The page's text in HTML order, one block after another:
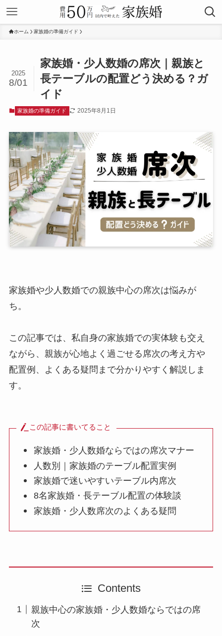
ホーム 家族婚の準備ガイド
家族婚・少人数婚の席次｜親族と
長テーブルの配置どう決める？ガ
イド
2025
8/01
家族婚の準備ガイド 2025年8月1日
家族婚や少人数婚での親族中心の席次は悩みが
ち。
この記事では、私自身の家族婚での実体験も交え
ながら、親族が心地よく過ごせる席次の考え方や
配置例、よくある疑問まで分かりやすく解説しま
す。
この記事に書いてること
家族婚・少人数婚ならではの席次マナー
人数別｜家族婚のテーブル配置実例
家族婚で迷いやすいテーブル内席次
8名家族婚・長テーブル配置の体験談
家族婚・少人数席次のよくある疑問
Contents
親族中心の家族婚・少人数婚ならではの席
次